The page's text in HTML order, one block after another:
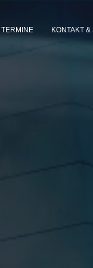
TERMINE KONTAKT